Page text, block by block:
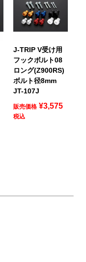
J-TRIP V受け用
フックボルト08
ロング(Z900RS)
ボルト径8mm
JT-107J
販売価格 ¥3,575
税込